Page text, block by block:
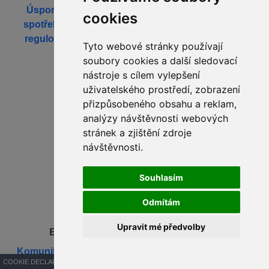
cookies
Tyto webové stránky používají
soubory cookies a další sledovací
nástroje s cílem vylepšení
uživatelského prostředí, zobrazení
přizpůsobeného obsahu a reklam,
analýzy návštěvnosti webových
stránek a zjištění zdroje
návštěvnosti.
Souhlasím
Odmítám
Upravit mé předvolby
COOKIE DECLARATION
Úsporný kotel na dřevo. Vysoká účinnost, nízká
spotřeba. Méně přikládání a čistý provoz. Vysoká
regulovatelnost, komfortní obsluha, nízké emise,
ovládání online, 7 let záruka.
NA2 344
Exhibitor Detail
BlueBen servisní a.s. / iKomunita
Komunitní energetika pro SVJ, bytové domy, města,